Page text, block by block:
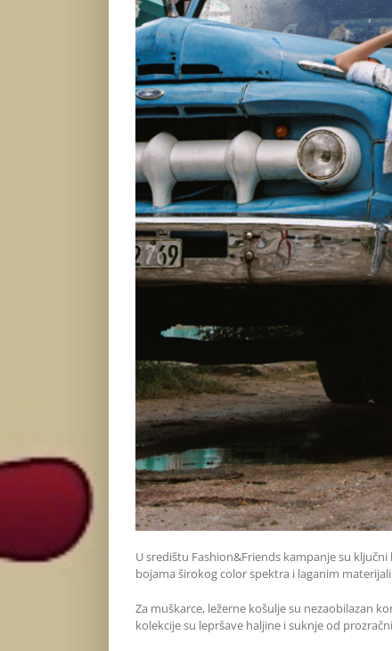
U središtu Fashion&Friends kampanje su
bojama širokog color spektra i laganim
Za muškarce, ležerne košulje su nezaobilazan
kolekcije su lepršave haljine i suknje od